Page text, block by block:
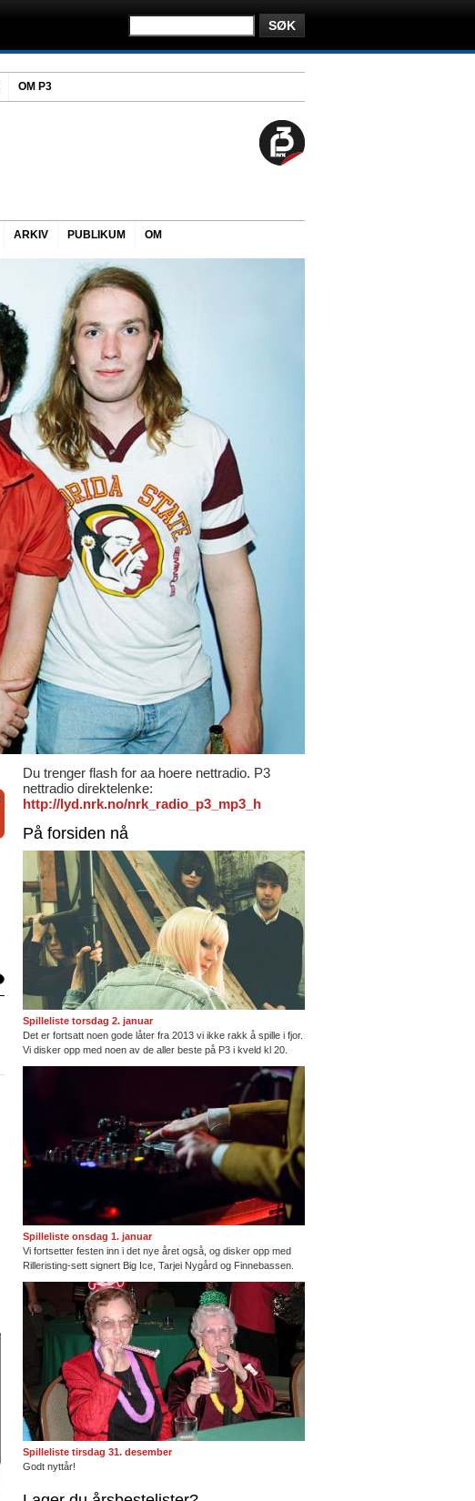
OM P3
ARKIV PUBLIKUM OM
Du trenger flash for aa hoere nettradio. P3
nettradio direktelenke:
http://lyd.nrk.no/nrk_radio_p3_mp3_h
På forsiden nå
Spilleliste torsdag 2. januar
Det er fortsatt noen gode låter fra 2013 vi ikke rakk å spille i fjor.
Vi disker opp med noen av de aller beste på P3 i kveld kl 20.
Spilleliste onsdag 1. januar
Vi fortsetter festen inn i det nye året også, og disker opp med
Rilleristing-sett signert Big Ice, Tarjei Nygård og Finnebassen.
Spilleliste tirsdag 31. desember
Godt nyttår!